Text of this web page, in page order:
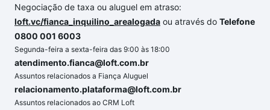
Negociação de taxa ou aluguel em atraso:
loft.vc/fianca_inquilino_arealogada ou através do Telefone
0800 001 6003
Segunda-feira a sexta-feira das 9:00 às 18:00
atendimento.fianca@loft.com.br
Assuntos relacionados a Fiança Aluguel
relacionamento.plataforma@loft.com.br
Assuntos relacionados ao CRM Loft